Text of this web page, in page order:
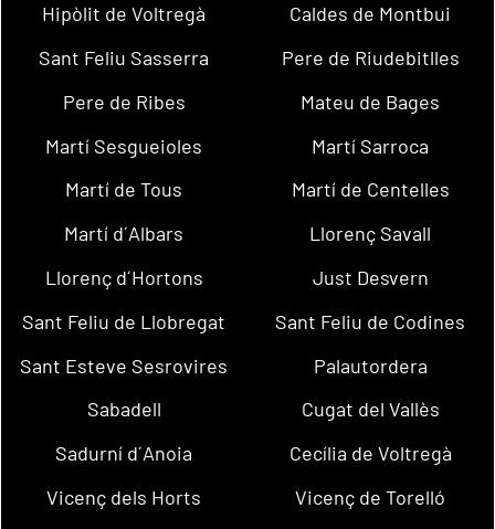
Hipòlit de Voltregà
Caldes de Montbui
Sant Feliu Sasserra
Pere de Riudebitlles
Pere de Ribes
Mateu de Bages
Martí Sesgueioles
Martí Sarroca
Martí de Tous
Martí de Centelles
Martí d´Albars
Llorenç Savall
Llorenç d´Hortons
Just Desvern
Sant Feliu de Llobregat
Sant Feliu de Codines
Sant Esteve Sesrovires
Palautordera
Sabadell
Cugat del Vallès
Sadurní d´Anoia
Cecília de Voltregà
Vicenç dels Horts
Vicenç de Torelló